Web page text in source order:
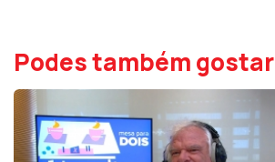
Podes também gostar